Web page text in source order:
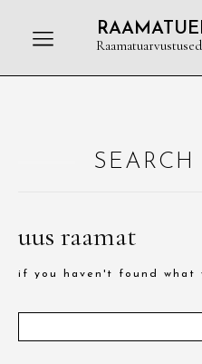
SEARCH
uus raamat
if you haven't found what